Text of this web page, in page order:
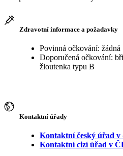
Zdravotní informace a požadavky
Povinná očkování: žádná
Doporučená očkování:
žloutenka typu B
Kontaktní úřady
Kontaktní český úřad v
Kontaktní cizí úřad v